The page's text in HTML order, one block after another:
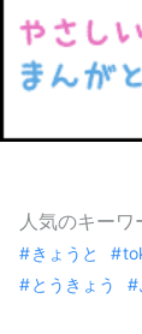
人気のキーワ
きょうと
とうきょう